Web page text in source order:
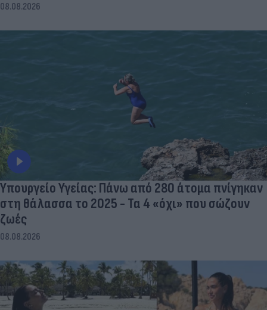
08.08.2026
Υπουργείο Υγείας: Πάνω από 280 άτομα πνίγηκαν
στη θάλασσα το 2025 - Τα 4 «όχι» που σώζουν
ζωές
08.08.2026